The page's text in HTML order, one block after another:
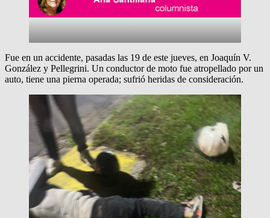
.
Fue en un accidente, pasadas las 19 de este jueves, en Joaquín V.
González y Pellegrini. Un conductor de moto fue atropellado por un
auto, tiene una pierna operada; sufrió heridas de consideración.